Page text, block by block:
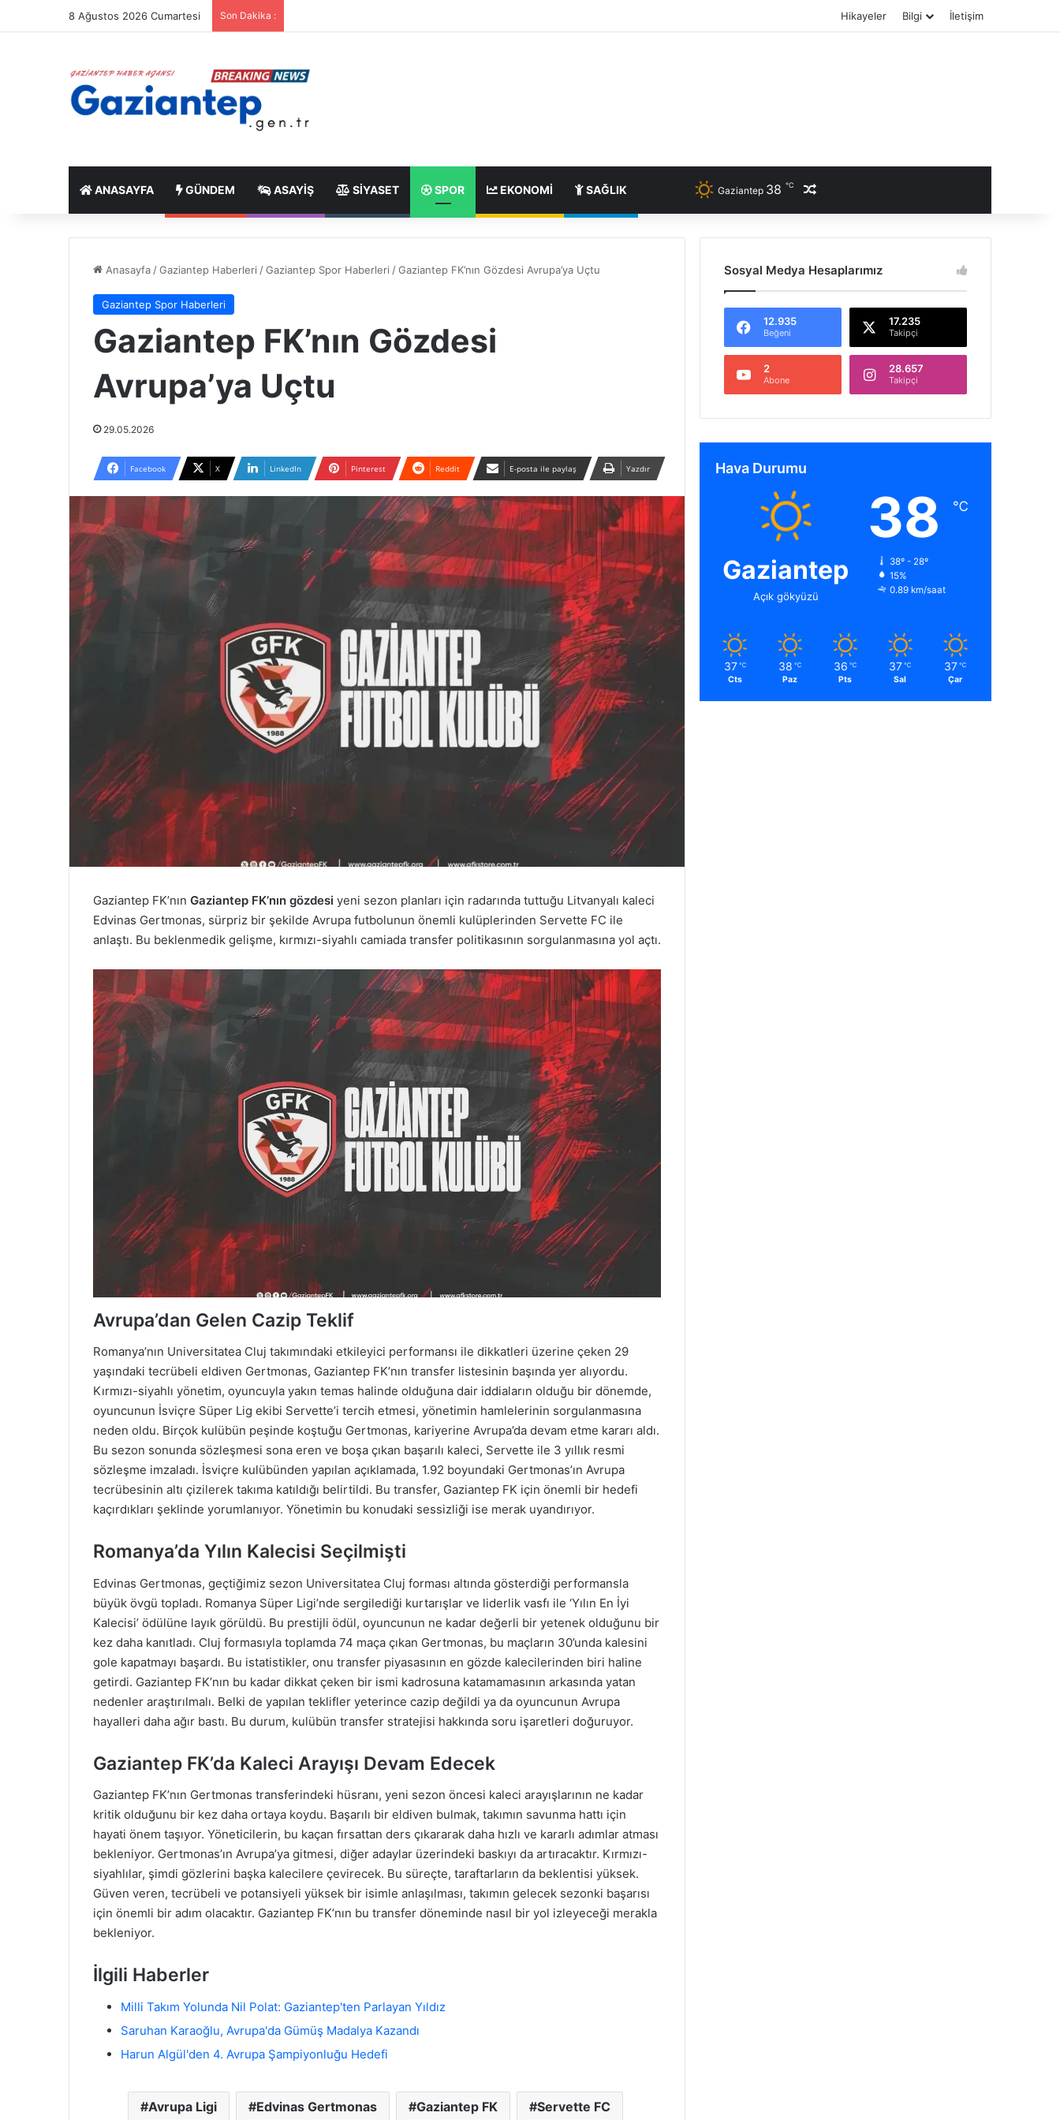
8 Ağustos 2026 Cumartesi Son Dakika : Hikayeler Bilgi İletişim
ANASAYFA GÜNDEM ASAYIŞ SIYASET SPOR EKONOMI SAĞLIK Gaziantep 38 ℃
Anasayfa /Gaziantep Haberleri /Gaziantep Spor Haberleri /Gaziantep FK’nın Gözdesi Avrupa’ya Uçtu
Gaziantep Spor Haberleri
Gaziantep FK’nın Gözdesi
Avrupa’ya Uçtu
29.05.2026
Facebook X LinkedIn Pinterest Reddit E-posta ile paylaş Yazdır
Gaziantep FK’nın Gaziantep FK’nın gözdesi yeni sezon planları için radarında tuttuğu Litvanyalı kaleci
Edvinas Gertmonas, sürpriz bir şekilde Avrupa futbolunun önemli kulüplerinden Servette FC ile
anlaştı. Bu beklenmedik gelişme, kırmızı-siyahlı camiada transfer politikasının sorgulanmasına yol açtı.
Avrupa’dan Gelen Cazip Teklif
Romanya’nın Universitatea Cluj takımındaki etkileyici performansı ile dikkatleri üzerine çeken 29
yaşındaki tecrübeli eldiven Gertmonas, Gaziantep FK’nın transfer listesinin başında yer alıyordu.
Kırmızı-siyahlı yönetim, oyuncuyla yakın temas halinde olduğuna dair iddiaların olduğu bir dönemde,
oyuncunun İsviçre Süper Lig ekibi Servette’i tercih etmesi, yönetimin hamlelerinin sorgulanmasına
neden oldu. Birçok kulübün peşinde koştuğu Gertmonas, kariyerine Avrupa’da devam etme kararı aldı.
Bu sezon sonunda sözleşmesi sona eren ve boşa çıkan başarılı kaleci, Servette ile 3 yıllık resmi
sözleşme imzaladı. İsviçre kulübünden yapılan açıklamada, 1.92 boyundaki Gertmonas’ın Avrupa
tecrübesinin altı çizilerek takıma katıldığı belirtildi. Bu transfer, Gaziantep FK için önemli bir hedefi
kaçırdıkları şeklinde yorumlanıyor. Yönetimin bu konudaki sessizliği ise merak uyandırıyor.
Romanya’da Yılın Kalecisi Seçilmişti
Edvinas Gertmonas, geçtiğimiz sezon Universitatea Cluj forması altında gösterdiği performansla
büyük övgü topladı. Romanya Süper Ligi’nde sergilediği kurtarışlar ve liderlik vasfı ile ‘Yılın En İyi
Kalecisi’ ödülüne layık görüldü. Bu prestijli ödül, oyuncunun ne kadar değerli bir yetenek olduğunu bir
kez daha kanıtladı. Cluj formasıyla toplamda 74 maça çıkan Gertmonas, bu maçların 30’unda kalesini
gole kapatmayı başardı. Bu istatistikler, onu transfer piyasasının en gözde kalecilerinden biri haline
getirdi. Gaziantep FK’nın bu kadar dikkat çeken bir ismi kadrosuna katamamasının arkasında yatan
nedenler araştırılmalı. Belki de yapılan teklifler yeterince cazip değildi ya da oyuncunun Avrupa
hayalleri daha ağır bastı. Bu durum, kulübün transfer stratejisi hakkında soru işaretleri doğuruyor.
Gaziantep FK’da Kaleci Arayışı Devam Edecek
Gaziantep FK’nın Gertmonas transferindeki hüsranı, yeni sezon öncesi kaleci arayışlarının ne kadar
kritik olduğunu bir kez daha ortaya koydu. Başarılı bir eldiven bulmak, takımın savunma hattı için
hayati önem taşıyor. Yöneticilerin, bu kaçan fırsattan ders çıkararak daha hızlı ve kararlı adımlar atması
bekleniyor. Gertmonas’ın Avrupa’ya gitmesi, diğer adaylar üzerindeki baskıyı da artıracaktır. Kırmızı-
siyahlılar, şimdi gözlerini başka kalecilere çevirecek. Bu süreçte, taraftarların da beklentisi yüksek.
Güven veren, tecrübeli ve potansiyeli yüksek bir isimle anlaşılması, takımın gelecek sezonki başarısı
için önemli bir adım olacaktır. Gaziantep FK’nın bu transfer döneminde nasıl bir yol izleyeceği merakla
bekleniyor.
İlgili Haberler
Milli Takım Yolunda Nil Polat: Gaziantep'ten Parlayan Yıldız
Saruhan Karaoğlu, Avrupa'da Gümüş Madalya Kazandı
Harun Algül'den 4. Avrupa Şampiyonluğu Hedefi
Avrupa Ligi Edvinas Gertmonas Gaziantep FK Servette FC
Sosyal Medya Hesaplarımız
12.935
Beğeni
17.235
Takipçi
2
Abone
28.657
Takipçi
Hava Durumu
Gaziantep
Açık gökyüzü
38 ℃
38º - 28º
15%
0.89 km/saat
37 ℃
Cts
38 ℃
Paz
36 ℃
Pts
37 ℃
Sal
37 ℃
Çar